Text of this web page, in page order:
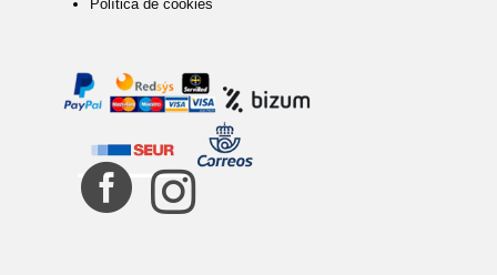
Política de cookies
 